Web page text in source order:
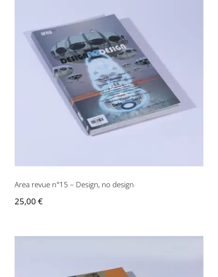
Area revue n°15 – Design, no design
Area revue n°15 – Design, no design
25,00 €